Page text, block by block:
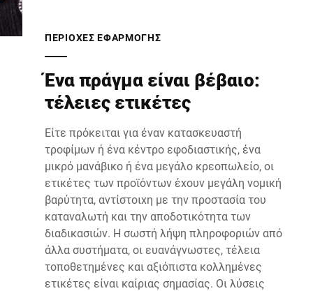
ΠΕΡΙΟΧΈΣ ΕΦΑΡΜΟΓΉΣ
Ένα πράγμα είναι βέβαιο:
τέλειες ετικέτες
Είτε πρόκειται για έναν κατασκευαστή
τροφίμων ή ένα κέντρο εφοδιαστικής, ένα
μικρό μανάβικο ή ένα μεγάλο κρεοπωλείο, οι
ετικέτες των προϊόντων έχουν μεγάλη νομική
βαρύτητα, αντίστοιχη με την προστασία του
καταναλωτή και την αποδοτικότητα των
διαδικασιών. Η σωστή λήψη πληροφοριών από
άλλα συστήματα, οι ευανάγνωστες, τέλεια
τοποθετημένες και αξιόπιστα κολλημένες
ετικέτες είναι καίριας σημασίας. Οι λύσεις